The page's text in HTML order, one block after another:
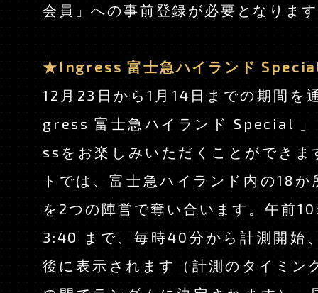
会員」への事前登録が必要となりま
★Ingress 富士急ハイランド
12月23日から1月14日までの期間を
gress 富士急ハイランド Special
ssをお楽しみいただくことができま
トでは、富士急ハイランド内の18か
を2つの陣営で奪い合います。午前
3:40 まで、毎時40分から計測開始
後に表示されます（計測のタイミン